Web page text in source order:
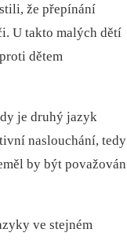
že přepínání
U takto malých dětí
dětem
je druhý jazyk
naslouchání, tedy
by být považován
ve stejném